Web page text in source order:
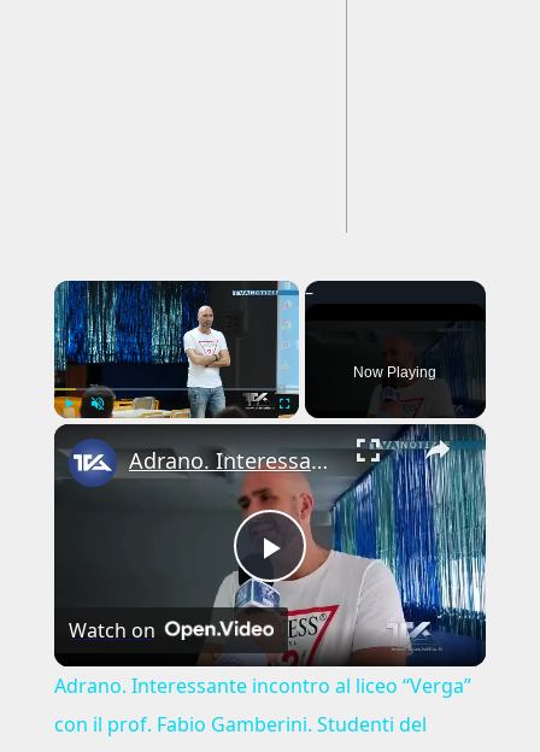
×
Now Playing
×
Play
Video
Adrano. Interessante incontro al liceo “Verga” con il prof. Fabio Gamberini. Studenti del Linguistic
Watch on
Adrano. Interessante incontro al liceo “Verga”
con il prof. Fabio Gamberini. Studenti del